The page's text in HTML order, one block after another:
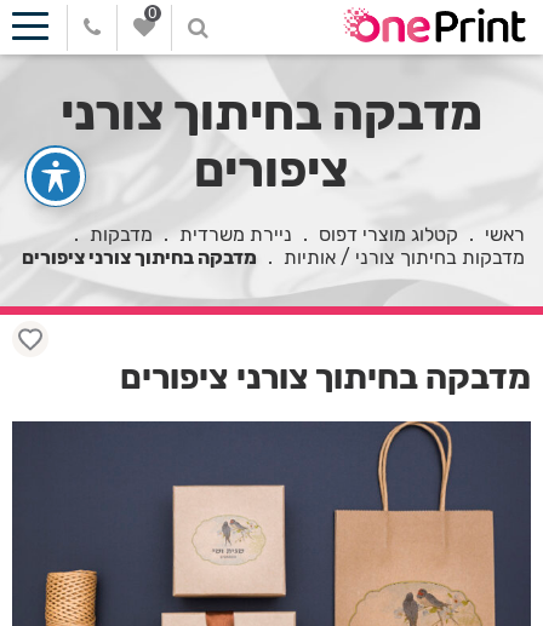
0
מדבקה בחיתוך צורני
ציפורים
ראשי . קטלוג מוצרי דפוס . ניירת משרדית . מדבקות .
מדבקות בחיתוך צורני / אותיות . מדבקה בחיתוך צורני ציפורים
מדבקה בחיתוך צורני ציפורים